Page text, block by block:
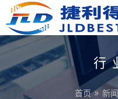
行
首页 » 新